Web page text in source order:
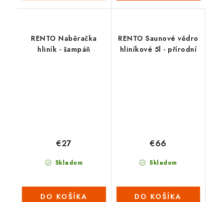
RENTO Naběračka
hliník - šampáň
Skladom
€27
DO KOŠÍKA
RENTO Saunové vědro
hliníkové 5l - přírodní
Skladom
€66
DO KOŠÍKA